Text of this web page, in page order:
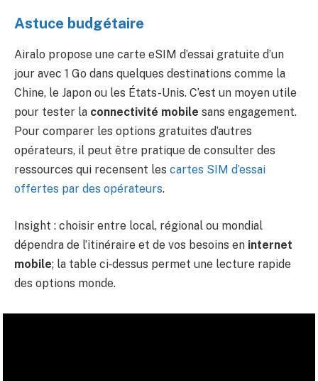
Astuce budgétaire
Airalo propose une carte eSIM d’essai gratuite d’un
jour avec 1 Go dans quelques destinations comme la
Chine, le Japon ou les États-Unis. C’est un moyen utile
pour tester la connectivité mobile sans engagement.
Pour comparer les options gratuites d’autres
opérateurs, il peut être pratique de consulter des
ressources qui recensent les cartes SIM d’essai
offertes par des opérateurs.
Insight : choisir entre local, régional ou mondial
dépendra de l’itinéraire et de vos besoins en internet
mobile; la table ci‑dessus permet une lecture rapide
des options monde.